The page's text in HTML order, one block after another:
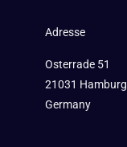
Adresse
Osterrade 51
21031 Hamburg
Germany